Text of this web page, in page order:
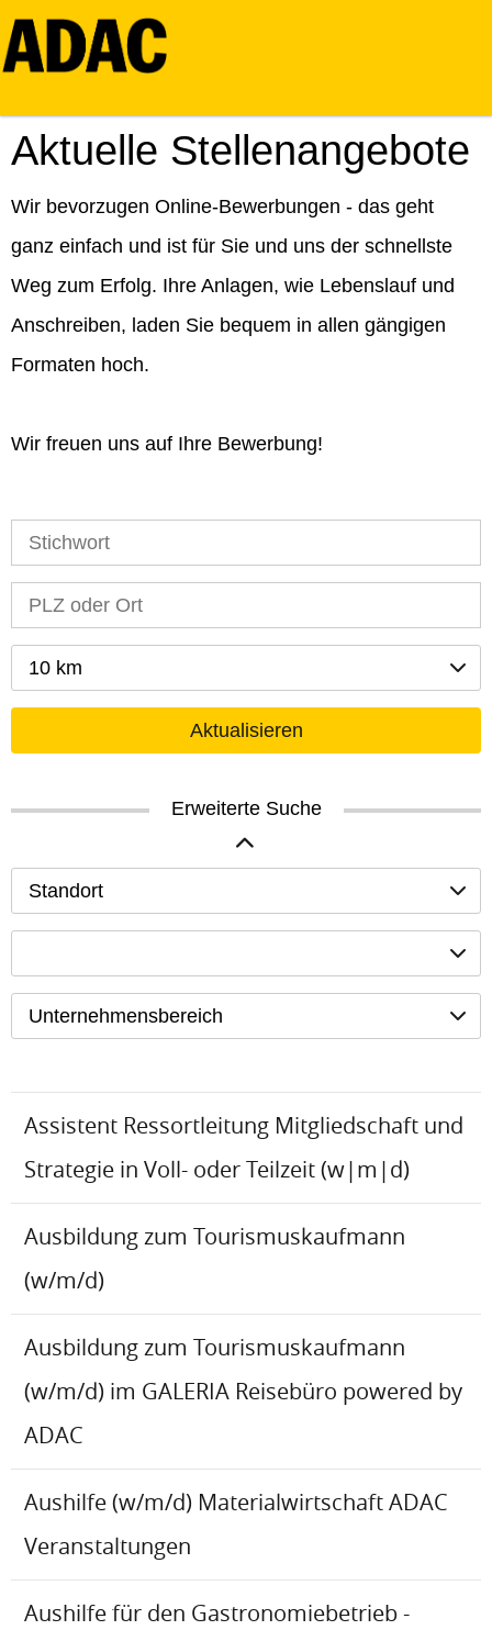
Aktuelle Stellenangebote
Wir bevorzugen Online-Bewerbungen - das geht
ganz einfach und ist für Sie und uns der schnellste
Weg zum Erfolg. Ihre Anlagen, wie Lebenslauf und
Anschreiben, laden Sie bequem in allen gängigen
Formaten hoch.
Wir freuen uns auf Ihre Bewerbung!
10 km
Aktualisieren
Erweiterte Suche
Standort
Unternehmensbereich
Assistent Ressortleitung Mitgliedschaft und
Strategie in Voll- oder Teilzeit (w|m|d)
Ausbildung zum Tourismuskaufmann
(w/m/d)
Ausbildung zum Tourismuskaufmann
(w/m/d) im GALERIA Reisebüro powered by
ADAC
Aushilfe (w/m/d) Materialwirtschaft ADAC
Veranstaltungen
Aushilfe für den Gastronomiebetrieb -